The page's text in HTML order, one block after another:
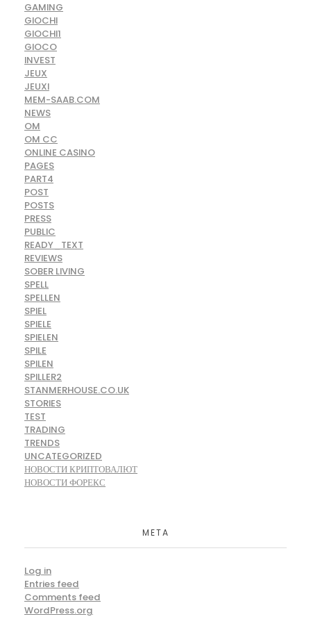
GAMING
GIOCHI
GIOCHI1
GIOCO
INVEST
JEUX
JEUXI
MEM-SAAB.COM
NEWS
OM
OM CC
ONLINE CASINO
PAGES
PART4
POST
POSTS
PRESS
PUBLIC
READY_TEXT
REVIEWS
SOBER LIVING
SPELL
SPELLEN
SPIEL
SPIELE
SPIELEN
SPILE
SPILEN
SPILLER2
STANMERHOUSE.CO.UK
STORIES
TEST
TRADING
TRENDS
UNCATEGORIZED
НОВОСТИ КРИПТОВАЛЮТ
НОВОСТИ ФОРЕКС
META
Log in
Entries feed
Comments feed
WordPress.org